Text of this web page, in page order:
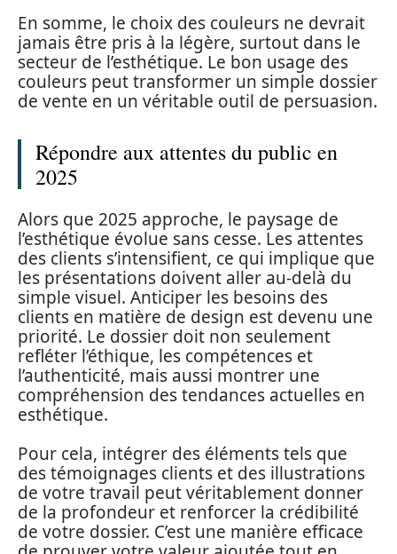
En somme, le choix des couleurs ne devrait
jamais être pris à la légère, surtout dans le
secteur de l’esthétique. Le bon usage des
couleurs peut transformer un simple dossier
de vente en un véritable outil de persuasion.
Répondre aux attentes du public en
2025
Alors que 2025 approche, le paysage de
l’esthétique évolue sans cesse. Les attentes
des clients s’intensifient, ce qui implique que
les présentations doivent aller au-delà du
simple visuel. Anticiper les besoins des
clients en matière de design est devenu une
priorité. Le dossier doit non seulement
refléter l’éthique, les compétences et
l’authenticité, mais aussi montrer une
compréhension des tendances actuelles en
esthétique.
Pour cela, intégrer des éléments tels que
des témoignages clients et des illustrations
de votre travail peut véritablement donner
de la profondeur et renforcer la crédibilité
de votre dossier. C’est une manière efficace